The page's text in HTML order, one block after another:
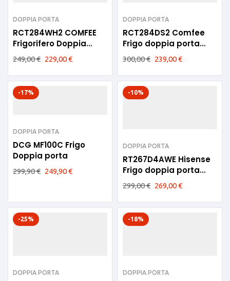
DOPPIA PORTA
RCT284WH2 COMFEE
Frigorifero Doppia
Porta E Bianco
249,00€ 229,00€
DOPPIA PORTA
RCT284DS2 Comfee
Frigo doppia porta
240litri E SILVER
300,00€ 239,00€
-17%
DOPPIA PORTA
DCG MF100C Frigo
Doppia porta
299,90€ 249,90€
-10%
DOPPIA PORTA
RT267D4AWE Hisense
Frigo doppia porta
Bianco E 205 Litri
299,00€ 269,00€
-25%
DOPPIA PORTA
-18%
DOPPIA PORTA